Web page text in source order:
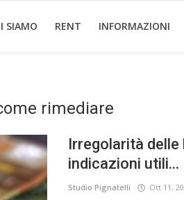
SIAMO RENT INFORMAZIONI
rimediare
Irregolarità delle
indicazioni utili...
Studio Pignatelli Ott 11,